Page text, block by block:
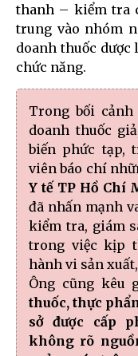
thanh – kiểm tra
trung vào nhóm
doanh thuốc dược
chức năng.
Trong bối
doanh thuốc
biến phức tạp,
viên báo chí
Y tế TP Hồ Chí
đã nhấn mạnh
kiểm tra, giám
trong việc kịp
hành vi sản
Ông cũng kêu
thuốc, thực
sở được cấp
không rõ